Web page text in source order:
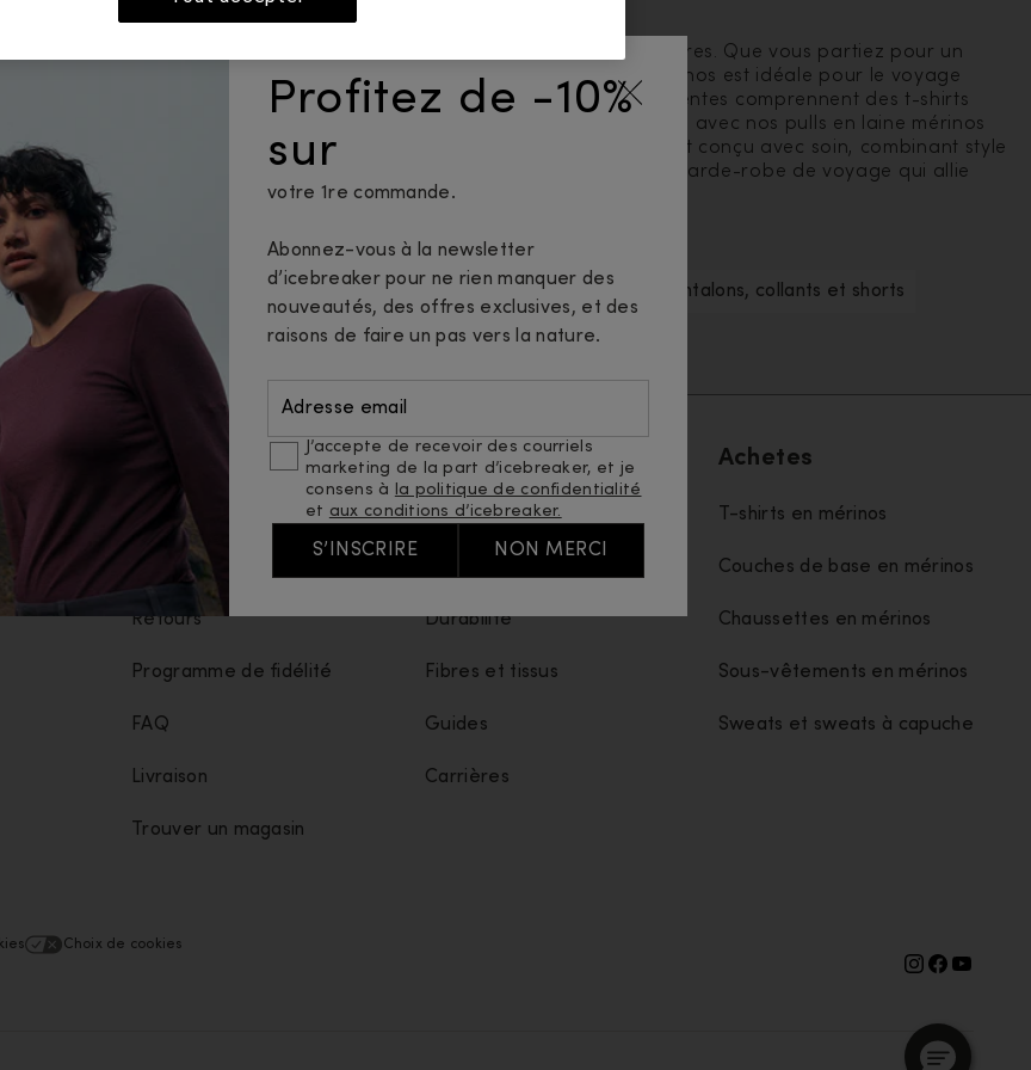
laine mérinos, conçue pour vous accompagner dans toutes vos aventures. Que vous partiez pour un
vêtements offrent confort et élégance sans compromis. La laine mérinos est idéale pour le voyage
corporelle, évacue l'humidité et résiste aux odeurs. Nos pièces polyvalentes comprennent des t-shirts
s'adaptent à chaque occasion. Emportez une couche supplémentaire avec nos pulls en laine mérinos
plus de chaleur lors des excursions matinales. Chaque vêtement est conçu avec soin, combinant style
voyager en toute sérénité et confiance. Découvrez le plaisir d'une garde-robe de voyage qui allie
Hauts à manches longues Pulls et sweats à capuche Vestes et gilets Pantalons, collants et shorts
Profitez de -10%
sur
votre 1re commande.
Abonnez-vous à la newsletter
d’icebreaker pour ne rien manquer des
nouveautés, des offres exclusives, et des
raisons de faire un pas vers la nature.
Adresse email
J’accepte de recevoir des courriels
marketing de la part d’icebreaker, et je
consens à
la politique de confidentialité
et aux conditions d’icebreaker.
S’INSCRIRE NON MERCI
Nous contacter
État de commande
Retours
Programme de fidélité
FAQ
Livraison
Trouver un magasin
À propos de nous
Découvrir icebreaker
Durabilité
Fibres et tissus
Guides
Carrières
Achetes
T-shirts en mérinos
Couches de base en mérinos
Chaussettes en mérinos
Sous-vêtements en mérinos
Sweats et sweats à capuche
Choix de cookies